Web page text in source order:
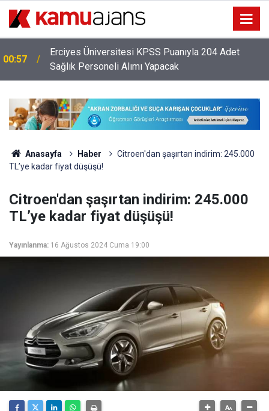
00:57
Erciyes Üniversitesi KPSS Puanıyla 204 Adet
Sağlık Personeli Alımı Yapacak
Anasayfa Haber
Citroen'dan şaşırtan indirim: 245.000
TL’ye kadar fiyat düşüşü!
Citroen'dan şaşırtan indirim: 245.000
TL’ye kadar fiyat düşüşü!
Yayınlanma: 16 Ağustos 2024 Cuma 19:00